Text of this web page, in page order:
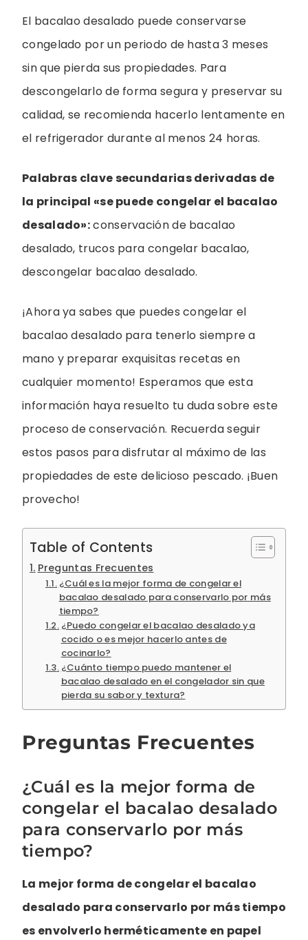
El bacalao desalado puede conservarse
congelado por un periodo de hasta 3 meses
sin que pierda sus propiedades. Para
descongelarlo de forma segura y preservar su
calidad, se recomienda hacerlo lentamente en
el refrigerador durante al menos 24 horas.
Palabras clave secundarias derivadas de
la principal «se puede congelar el bacalao
desalado»:conservación de bacalao
desalado, trucos para congelar bacalao,
descongelar bacalao desalado.
¡Ahora ya sabes que puedes congelar el
bacalao desalado para tenerlo siempre a
mano y preparar exquisitas recetas en
cualquier momento! Esperamos que esta
información haya resuelto tu duda sobre este
proceso de conservación. Recuerda seguir
estos pasos para disfrutar al máximo de las
propiedades de este delicioso pescado. ¡Buen
provecho!
Table of Contents
Preguntas Frecuentes
¿Cuál es la mejor forma de congelar el
bacalao desalado para conservarlo por más
tiempo?
¿Puedo congelar el bacalao desalado ya
cocido o es mejor hacerlo antes de
cocinarlo?
¿Cuánto tiempo puedo mantener el
bacalao desalado en el congelador sin que
pierda su sabor y textura?
Preguntas Frecuentes
¿Cuál es la mejor forma de
congelar el bacalao desalado
para conservarlo por más
tiempo?
La mejor forma de congelar el bacalao
desalado para conservarlo por más tiempo
es envolverlo herméticamente en papel